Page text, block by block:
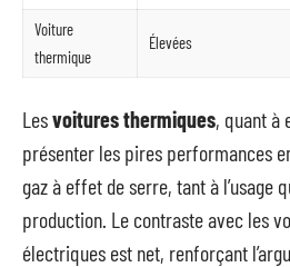
Voiture
thermique
Élevées
Lesvoitures thermiques, quant à
présenter les pires performances
gaz à effet de serre, tant à l’usage
production. Le contraste avec les
électriques est net, renforçant